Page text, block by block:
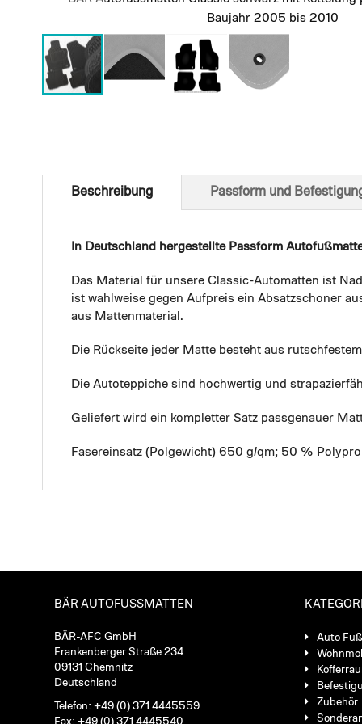
Baujahr 2005 bis 2010
of
Beschreibung
In Deutschland hergestellte Passform
Das Material für unsere Classic-Automatten ist
ist wahlweise gegen Aufpreis ein Absatzschoner
aus Mattenmaterial.
Die Rückseite jeder Matte besteht aus
Die Autoteppiche sind hochwertig und
Geliefert wird ein kompletter Satz passgenauer
Fasereinsatz (Polgewicht) 650 g/qm; 50 %
Passform und
BÄR AUTOFUSSMATTEN
BÄR-AFC GmbH
Frankenberger Straße 234
09131 Chemnitz
Deutschland
Telefon: +49 (0) 371 4445559
Fax: +49 (0) 371 4445540
Auto
Zubehör